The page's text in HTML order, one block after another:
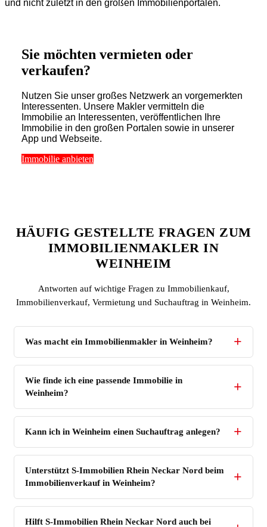
und nicht zuletzt in den großen Immobilienportalen.
Sie möchten vermieten oder
verkaufen?
Nutzen Sie unser großes Netzwerk an vorgemerkten
Interessenten. Unsere Makler vermitteln die
Immobilie an Interessenten, veröffentlichen Ihre
Immobilie in den großen Portalen sowie in unserer
App und Webseite.
Immobilie anbieten
HÄUFIG GESTELLTE FRAGEN ZUM
IMMOBILIENMAKLER IN
WEINHEIM
Antworten auf wichtige Fragen zu Immobilienkauf,
Immobilienverkauf, Vermietung und Suchauftrag in Weinheim.
Was macht ein Immobilienmakler in Weinheim?
Wie finde ich eine passende Immobilie in
Weinheim?
Kann ich in Weinheim einen Suchauftrag anlegen?
Unterstützt S-Immobilien Rhein Neckar Nord beim
Immobilienverkauf in Weinheim?
Hilft S-Immobilien Rhein Neckar Nord auch bei